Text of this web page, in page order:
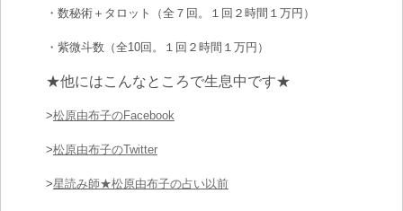
・数秘術＋タロット（全７回。１回２時間１万円）
・紫微斗数（全10回。１回２時間１万円）
★他にはこんなところで生息中です★
>松原由布子のFacebook
>松原由布子のTwitter
>星読み師★松原由布子の占い以前